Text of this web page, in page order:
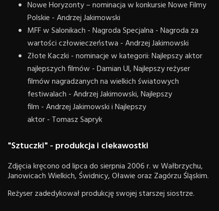
Nowe Horyzonty – nominacja w konkursie Nowe Filmy
Polskie - Andrzej Jakimowski
MFF w Salonikach - Nagroda Specjalna - Nagroda za
wartości człowieczeństwa - Andrzej Jakimowski
Złote Kaczki - nominacje w kategorii: Najlepszy aktor
najlepszych filmów - Damian Ul, Najlepszy reżyser
filmów nagradzanych na wielkich światowych
festiwalach - Andrzej Jakimowski, Najlepszy
film - Andrzej Jakimowski i Najlepszy
aktor - Tomasz Sapryk
"Sztuczki" - produkcja i ciekawostki
Zdjęcia kręcono od lipca do sierpnia 2006 r. w Wałbrzychu,
Janowicach Wielkich, Świdnicy, Oławie oraz Zagórzu Śląskim.
Reżyser zadedykował produkcję swojej starszej siostrze.